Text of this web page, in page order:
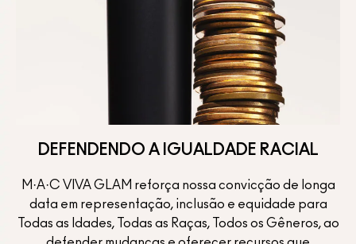
DEFENDENDO A IGUALDADE RACIAL
M·A·C VIVA GLAM reforça nossa convicção de longa
data em representação, inclusão e equidade para
Todas as Idades, Todas as Raças, Todos os Gêneros, ao